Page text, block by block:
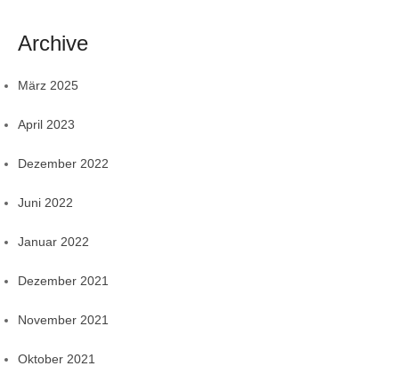
Archive
März 2025
April 2023
Dezember 2022
Juni 2022
Januar 2022
Dezember 2021
November 2021
Oktober 2021